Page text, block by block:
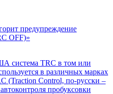
предупреждение
OFF)»
система TRC в том или
в различных марках
(Traction Control, по-русски –
пробуксовки